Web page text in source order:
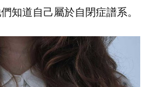
知道自己屬於自閉症譜系。